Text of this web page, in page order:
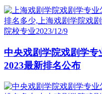
院校专业2023/12/9
中央戏剧学院戏剧学
2023最新排名公布